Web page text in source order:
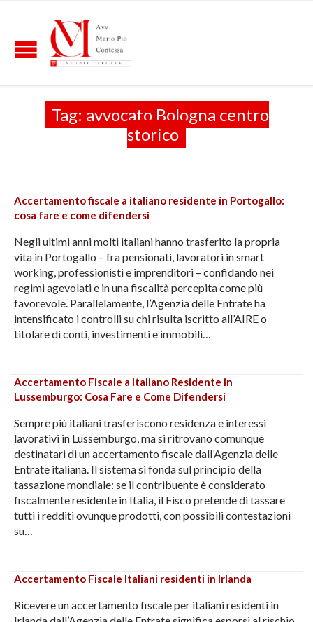
Tag: avvocato Bologna centro
storico
Accertamento fiscale a italiano residente in Portogallo:
cosa fare e come difendersi
Negli ultimi anni molti italiani hanno trasferito la propria
vita in Portogallo – fra pensionati, lavoratori in smart
working, professionisti e imprenditori – confidando nei
regimi agevolati e in una fiscalità percepita come più
favorevole. Parallelamente, l’Agenzia delle Entrate ha
intensificato i controlli su chi risulta iscritto all’AIRE o
titolare di conti, investimenti e immobili…
Accertamento Fiscale a Italiano Residente in
Lussemburgo: Cosa Fare e Come Difendersi
Sempre più italiani trasferiscono residenza e interessi
lavorativi in Lussemburgo, ma si ritrovano comunque
destinatari di un accertamento fiscale dall’Agenzia delle
Entrate italiana. Il sistema si fonda sul principio della
tassazione mondiale: se il contribuente è considerato
fiscalmente residente in Italia, il Fisco pretende di tassare
tutti i redditi ovunque prodotti, con possibili contestazioni
su…
Accertamento Fiscale Italiani residenti in Irlanda
Ricevere un accertamento fiscale per italiani residenti in